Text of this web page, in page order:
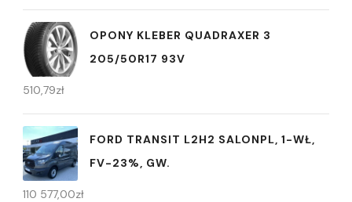
OPONY KLEBER QUADRAXER 3
205/50R17 93V
510,79zł
FORD TRANSIT L2H2 SALONPL, 1-WŁ,
FV-23%, GW.
110 577,00zł